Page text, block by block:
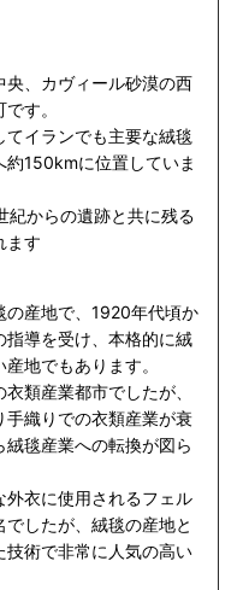
、カヴィール砂漠の西
す。
イランでも主要な絨毯
150kmに位置していま
紀からの遺跡と共に残る
ます
の産地で、1920年代頃か
指導を受け、本格的に絨
地でもあります。
類産業都市でしたが、
織りでの衣類産業が衰
毯産業への転換が図ら
衣に使用されるフェル
でしたが、絨毯の産地と
技術で非常に人気の高い